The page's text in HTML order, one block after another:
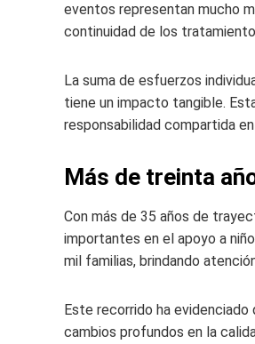
eventos representan mucho
continuidad de los
La suma de esfuerzos
tiene un impacto tangible.
responsabilidad compartida
Más de treinta
Con más de 35 años de
importantes en el apoyo a
mil familias, brindando
Este recorrido ha
cambios profundos en la